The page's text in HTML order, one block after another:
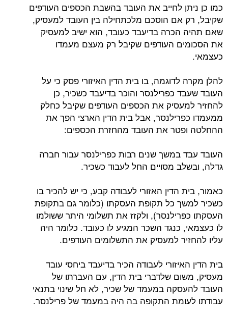
כמו כן ניתן לחייב את העובד בהשבת הכספים העודפים
שקיבל, רק אם הוסכם מלכתחילה בין העובד למעסיק,
שאם תהיה הכרה בדיעבד כעובד, הוא ישיב למעסיק
את הסכומים העודפים שקיבל רק מעצם מעמדו
כעצמאי.
להלן מקרה לדוגמה, בו בית הדין האיזורי פסק כי על
העובד שעבד כפרילנסר והוכר בדיעבד כשכיר, כן
להחזיר למעסיק את הכספים העודפים שקיבל כחלק
ממעמדו כפרילנסר, אבל בית הדין הארצי הפך את
ההחלטה ופטר את העובד מהחזרת הכספים:
העובד עבד במשך שנים רבות כפרילנסר עבור חברה
גדלה, ובשלב מסויים החל לעבוד כשכיר.
כאמור, בית הדין האזורי לעבודה קבע, כי יש להכיר בו
כשכיר למשך כל תקופת העסקתו (כלומר גם בתקופת
העסקתו כפרילנסר), ולקזז את תשלומי היתר ששולמו
לו כעצמאי, כנגד השכר המגיע לו כעובד. כלומר היה
עליו להחזיר למעסיק את התשלומים העודפים.
בית הדין האיזורי לעבודה הכיר בדיעבד ביחסי עובד
מעסיק, משום שלדברי בית הדין, עם העברתו של
העובד להעסקה במעמד של שכיר, לא חל שינוי בתנאי
עבודתו לעומת התקופה בה היה במעמד של פרילנסר.